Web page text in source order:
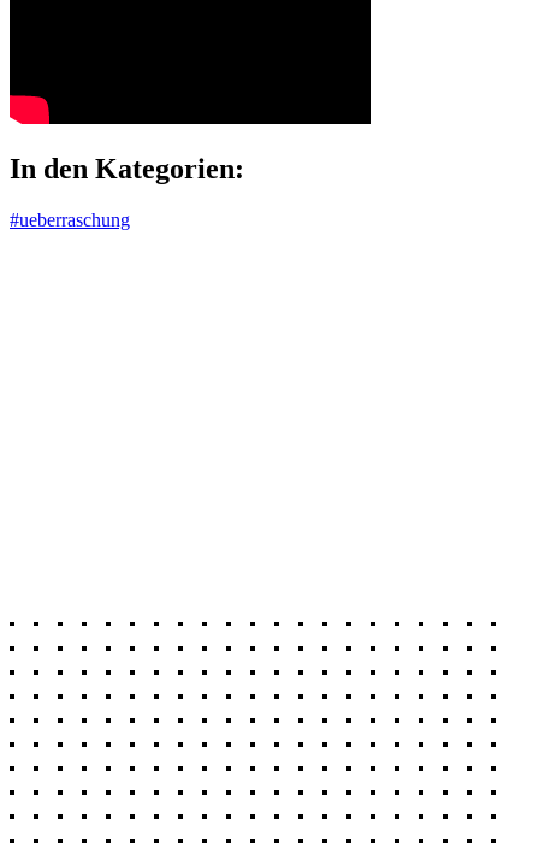
In den Kategorien:
#ueberraschung